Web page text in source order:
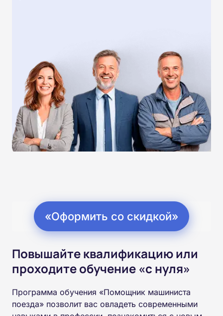
«Оформить со скидкой»
Повышайте квалификацию или
проходите обучение «с нуля»
Программа обучения «Помощник машиниста
поезда» позволит вас овладеть современными